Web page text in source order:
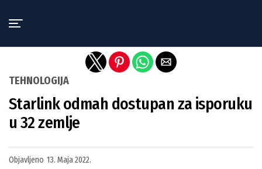
TEHNOLOGIJA
Starlink odmah dostupan za isporuku
u 32 zemlje
Objavljeno 13. Maja 2022.